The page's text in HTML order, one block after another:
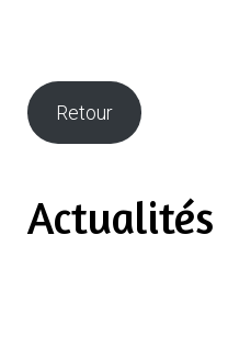
Retour
Actualités